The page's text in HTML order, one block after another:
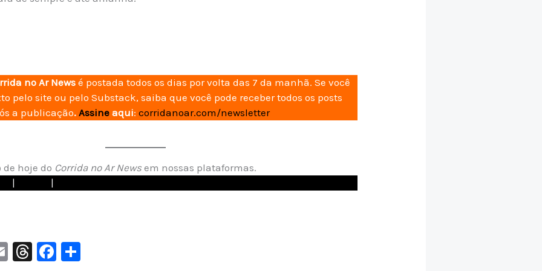
no Ar Newsé postada todos os dias por volta das 7 da manhã. Se você
pelo site ou pelo Substack, saiba que você pode receber todos os posts
a publicação.Assineaqui:corridanoar.com/newsletter
de hoje do Corrida no Ar News em nossas plataformas.
| |
E
T
F